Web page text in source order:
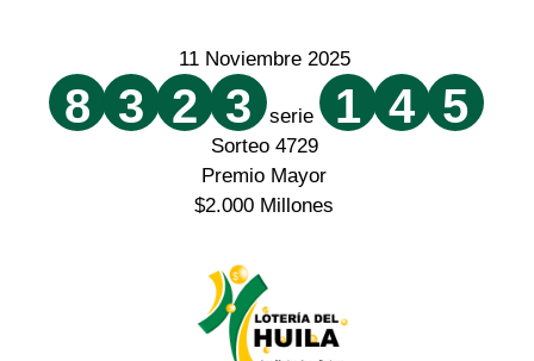
11 Noviembre 2025
8 3 2 3 serie 1 4 5
Sorteo 4729
Premio Mayor
$2.000 Millones